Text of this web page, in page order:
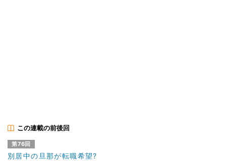
この連載の前後回
第76回
別居中の旦那が転職希望?